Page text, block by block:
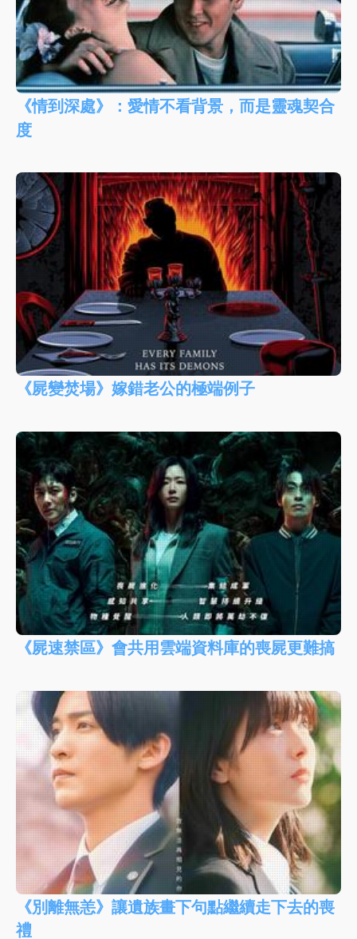
《情到深處》：愛情不看背景，而是靈魂契合
度
《屍變焚場》嫁錯老公的極端例子
《屍速禁區》會共用雲端資料庫的喪屍更難搞
《別離無恙》讓遺族畫下句點繼續走下去的喪
禮